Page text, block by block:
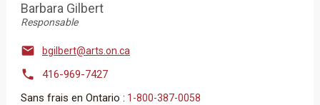
Barbara Gilbert
Responsable
 bgilbert@arts.on.ca

416-969-7427
Sans frais en Ontario : 1-800-387-0058